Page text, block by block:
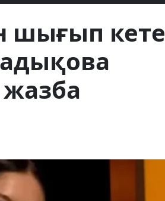
шығып кете